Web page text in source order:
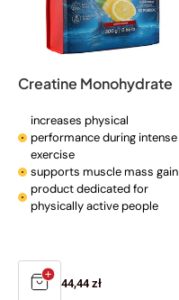
Creatine Monohydrate
increases physical
performance during intense
exercise
supports muscle mass gain
product dedicated for
physically active people
Regular
44,44 zł